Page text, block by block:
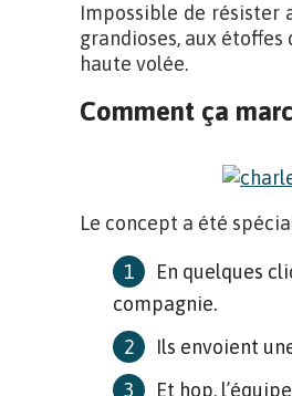
Impossible de résister
grandioses, aux
haute volée.
Comment ça
Le concept a été
En quelques
compagnie.
Ils envoient
Et hop,